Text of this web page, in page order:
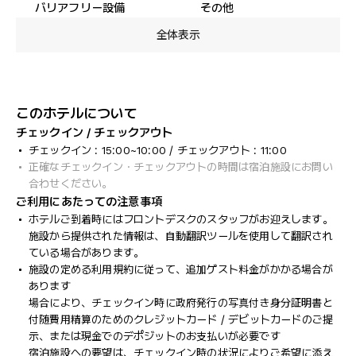
バリアフリー設備
その他
全体表示
このホテルについて
チェックイン / チェックアウト
チェックイン : 15:00~10:00 / チェックアウト : 11:00
正確なチェックイン・チェックアウトの時間は宿泊施設にお問い
合わせください。
ご利用にあたっての注意事項
ホテルご到着時にはフロントデスクのスタッフがお迎えします。
施設から提供された情報は、自動翻訳ツールを使用して翻訳され
ている場合があります。
施設の定める利用規約に従って、追加ゲスト料金がかかる場合が
あります
場合により、チェックイン時に政府発行の写真付き身分証明書と
付随費用精算のためのクレジットカード / デビットカードのご提
示、または現金でのデポジットのお支払いが必要です
宿泊施設への要望は、チェックイン時の状況によりご希望に添え